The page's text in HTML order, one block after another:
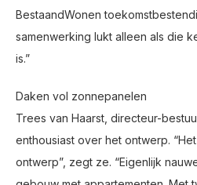
BestaandWonen
samenwerking lukt alleen als die
is.”
Daken vol zonnepanelen
Trees van Haarst, directeur-
enthousiast over het ontwerp.
ontwerp”, zegt ze. “Eigenlijk